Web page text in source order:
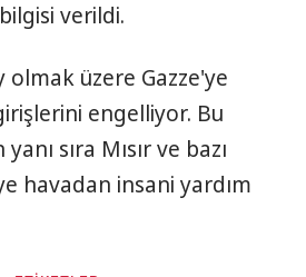
bilgisi verildi.
olmak üzere Gazze'ye
engelliyor. Bu
sıra Mısır ve bazı
havadan insani yardım